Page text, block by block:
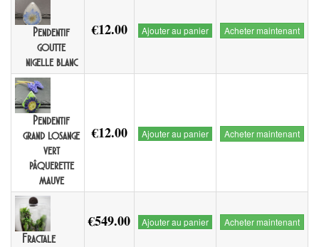
Pendentif
goutte
nigelle blanc
€12.00 Ajouter au panier Acheter maintenant
Pendentif
grand losange
vert
pâquerette
mauve
€12.00 Ajouter au panier Acheter maintenant
Fractale
€549.00 Ajouter au panier Acheter maintenant